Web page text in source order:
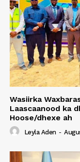
Wasiirka
Laascaanood ka
Hoose/dhexe ah
Leyla Aden -